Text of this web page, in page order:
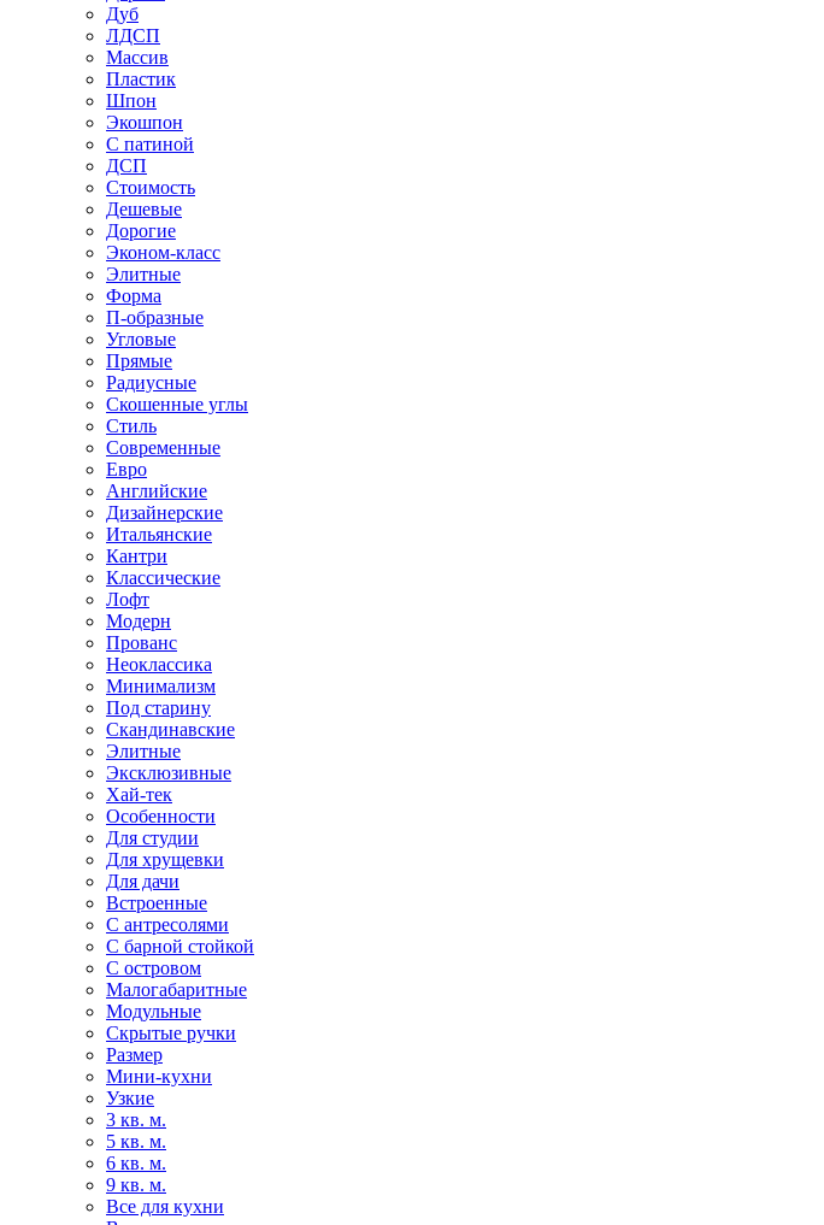
Дуб
ЛДСП
Массив
Пластик
Шпон
Экошпон
С патиной
ДСП
Стоимость
Дешевые
Дорогие
Эконом-класс
Элитные
Форма
П-образные
Угловые
Прямые
Радиусные
Скошенные углы
Стиль
Современные
Евро
Английские
Дизайнерские
Итальянские
Кантри
Классические
Лофт
Модерн
Прованс
Неоклассика
Минимализм
Под старину
Скандинавские
Элитные
Эксклюзивные
Хай-тек
Особенности
Для студии
Для хрущевки
Для дачи
Встроенные
С антресолями
С барной стойкой
С островом
Малогабаритные
Модульные
Скрытые ручки
Размер
Мини-кухни
Узкие
3 кв. м.
5 кв. м.
6 кв. м.
9 кв. м.
Все для кухни